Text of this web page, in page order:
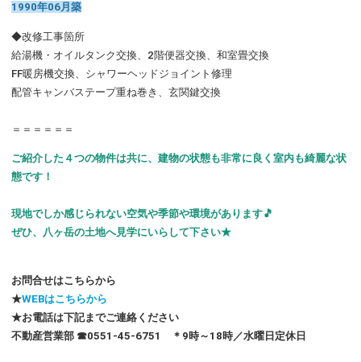
1990年06月築
◆改修工事箇所
給湯機・オイルタンク交換、2階便器交換、和室畳交換
FF暖房機交換、シャワーヘッドジョイント修理
配管キャンバステープ重ね巻き、玄関鍵交換
＝＝＝＝＝＝
ご紹介した４つの物件は共に、建物の状態も非常に良く室内も綺麗な状
態です！
現地でしか感じられない空気や季節や環境があります🎵
ぜひ、八ヶ岳の土地へ見学にいらして下さい★
お問合せはこちらから
★WEBはこちらから
★お電話は下記までご連絡ください
不動産営業部 ☎0551-45-6751 ＊9時～18時／水曜日定休日